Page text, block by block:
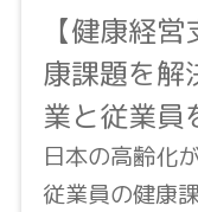
【健康経
康課題を解
業と従業員
日本の高齢化
従業員の健康